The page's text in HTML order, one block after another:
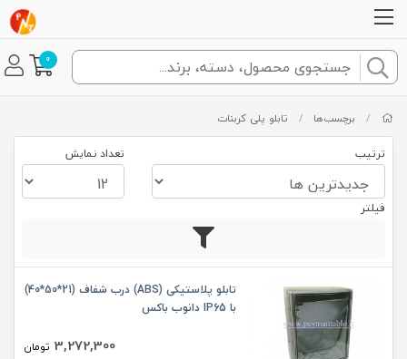
0
/ برچسب‌ها / تابلو پلی کربنات
ترتیب تعداد نمایش
فیلتر
تابلو پلاستیکی (ABS) درب شفاف (21*50*40)
با IP65 دانوب باکس
3,272,300 تومان